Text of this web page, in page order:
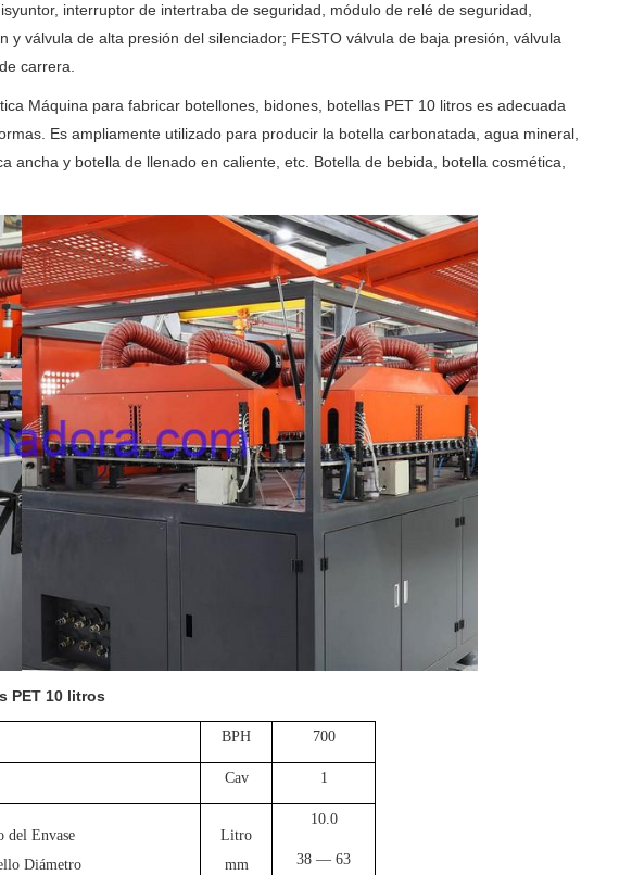
interruptor de intertraba de seguridad, módulo de relé de seguridad,
válvula de alta presión del silenciador; FESTO válvula de baja presión, válvula
carrera.
Máquina para fabricar botellones, bidones, botellas PET 10 litros es adecuada
Es ampliamente utilizado para producir la botella carbonatada, agua mineral,
ancha y botella de llenado en caliente, etc. Botella de bebida, botella cosmética,
PET 10 litros
BPH 700
Cav 1
del Envase
Diámetro
Litro
mm
10.0
38 — 63